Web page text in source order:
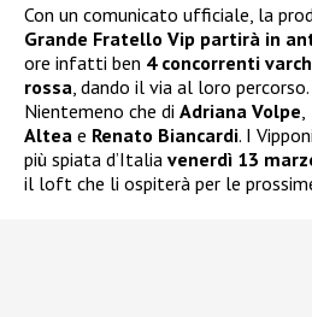
Con un comunicato ufficiale, la
Grande Fratello Vip partirà in
ore infatti ben 4 concorrenti
rossa , dando il via al loro
Nientemeno che di Adriana Volpe
Altea e Renato Biancardi. I
più spiata d’Italia venerdì 13
il loft che li ospiterà per le